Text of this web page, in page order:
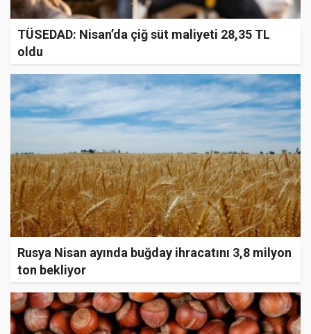
TÜSEDAD: Nisan’da çiğ süt maliyeti 28,35 TL
oldu
Rusya Nisan ayında buğday ihracatını 3,8 milyon
ton bekliyor